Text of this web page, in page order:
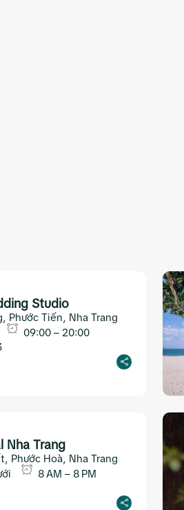
Studio
Phước Tiến, Nha Trang
09:00 – 20:00
Nha Trang
Phước Hoà, Nha Trang
8 AM – 8 PM